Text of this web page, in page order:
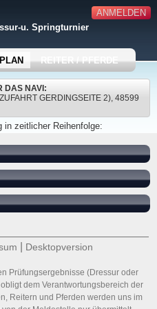
ANMELDEN
u. Springturnier
REITER / PFERDE
DAS NAVI:
GERDINGSEITE 2), 48599
in zeitlicher Reihenfolge:
Desktopversion
Prüfungsergebnisse (Dressur oder
dem Verantwortungsbereich der
Reitern und Pferden werden uns im